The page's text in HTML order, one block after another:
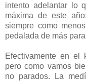
intento adelantar lo
máxima de este
siempre como
pedalada de más
Efectivamente en el
pero como vamos
no parados. La